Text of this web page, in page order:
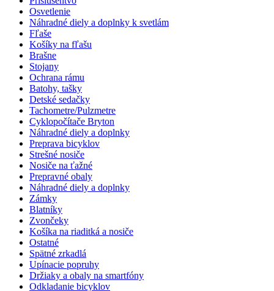
Osvetlenie
Náhradné diely a doplnky k svetlám
Fľaše
Košíky na fľašu
Brašne
Stojany
Ochrana rámu
Batohy, tašky
Detské sedačky
Tachometre/Pulzmetre
Cyklopočítače Bryton
Náhradné diely a doplnky
Preprava bicyklov
Strešné nosiče
Nosiče na ťažné
Prepravné obaly
Náhradné diely a doplnky
Zámky
Blatníky
Zvončeky
Košíka na riaditká a nosiče
Ostatné
Spätné zrkadlá
Upínacie popruhy
Držiaky a obaly na smartfóny
Odkladanie bicyklov